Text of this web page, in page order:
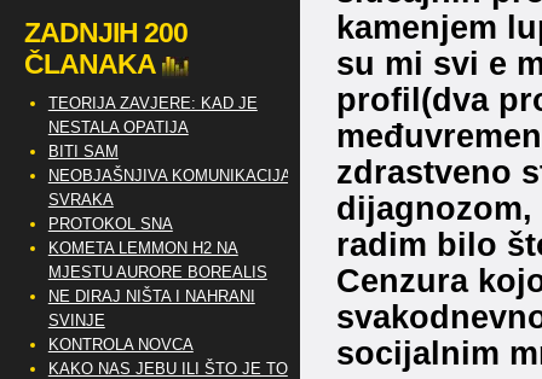
kamenjem
su mi svi e
profil(dva
zdrastveno
radim bilo
Cenzura
socijalnim
ZADNJIH 200
ČLANAKA
TEORIJA ZAVJERE: KAD JE
NESTALA OPATIJA
BITI SAM
NEOBJAŠNJIVA KOMUNIKACIJA
SVRAKA
PROTOKOL SNA
KOMETA LEMMON H2 NA
MJESTU AURORE BOREALIS
NE DIRAJ NIŠTA I NAHRANI
SVINJE
KONTROLA NOVCA
KAKO NAS JEBU ILI ŠTO JE TO